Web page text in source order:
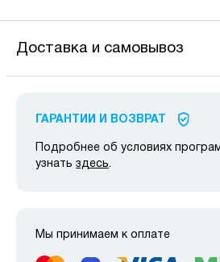
Доставка и самовывоз
ГАРАНТИИ И ВОЗВРАТ
Подробнее об условиях
узнать здесь.
Мы принимаем к оплате